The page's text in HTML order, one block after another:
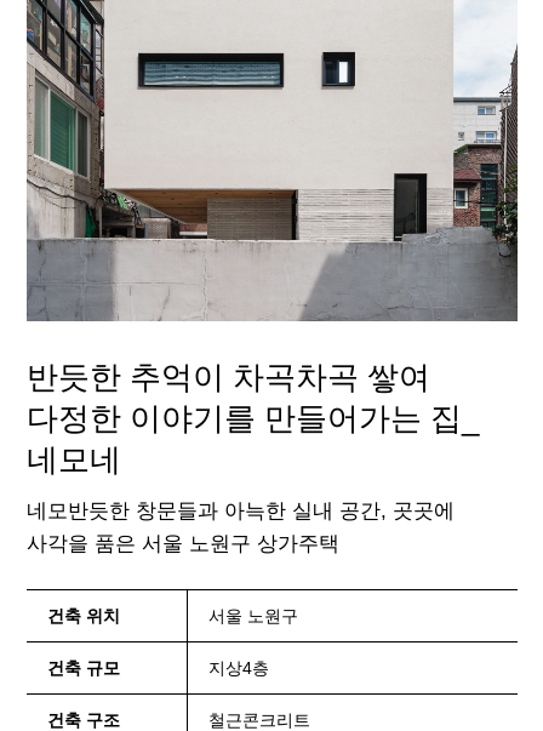
반듯한 추억이 차곡차곡 쌓여
다정한 이야기를 만들어가는 집_
네모네
네모반듯한 창문들과 아늑한 실내 공간, 곳곳에
사각을 품은 서울 노원구 상가주택
건축 위치 서울 노원구
건축 규모 지상4층
건축 구조 철근콘크리트